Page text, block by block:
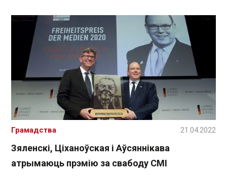
Зяленскі, Ціханоўская і Аўсяннікава
атрымаюць прэмію за свабоду СМІ
Грамадства 21.04.2022